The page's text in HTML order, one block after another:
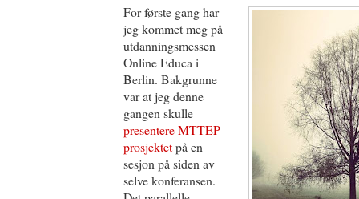
For første gang har
jeg kommet meg på
utdanningsmessen
Online Educa i
Berlin. Bakgrunne
var at jeg denne
gangen skulle
presentere MTTEP-
prosjektetpå en
sesjon på siden av
selve konferansen.